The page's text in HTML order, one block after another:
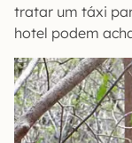
tratar um táxi
hotel podem